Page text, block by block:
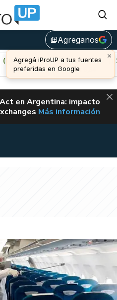
library_addAgreganos
×
Agregá iProUP a tus fuentes
preferidas en Google
Avalanche
u$s 6,54
en Argentina: impacto
CLARITY ACT EN
Más información